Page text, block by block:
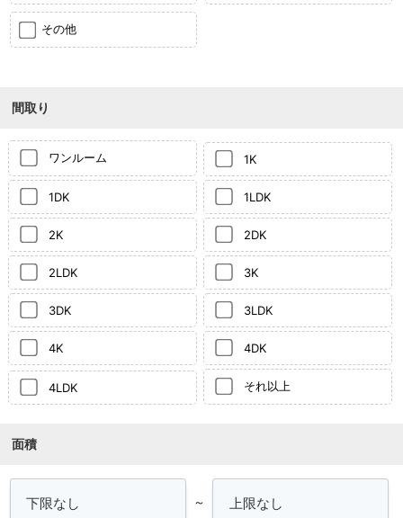
その他
間取り
ワンルーム 1K
1DK 1LDK
2K 2DK
2LDK 3K
3DK 3LDK
4K 4DK
4LDK それ以上
面積
～